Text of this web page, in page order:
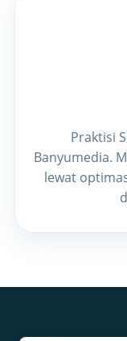
Praktisi
Banyumedia.
lewat